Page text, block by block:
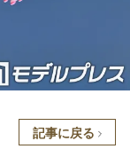
記事に戻る